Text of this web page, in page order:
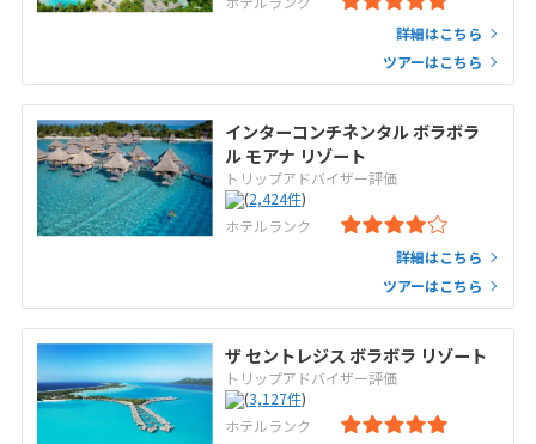
詳細はこちら
ツアーはこちら
インターコンチネンタル ボラボラ
ル モアナ リゾート
トリップアドバイザー評価
(2,424件)
ホテルランク
詳細はこちら
ツアーはこちら
ザ セントレジス ボラボラ リゾート
トリップアドバイザー評価
(3,127件)
ホテルランク